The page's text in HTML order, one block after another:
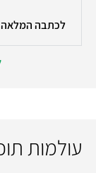
לכתבה המלאה
עולמות